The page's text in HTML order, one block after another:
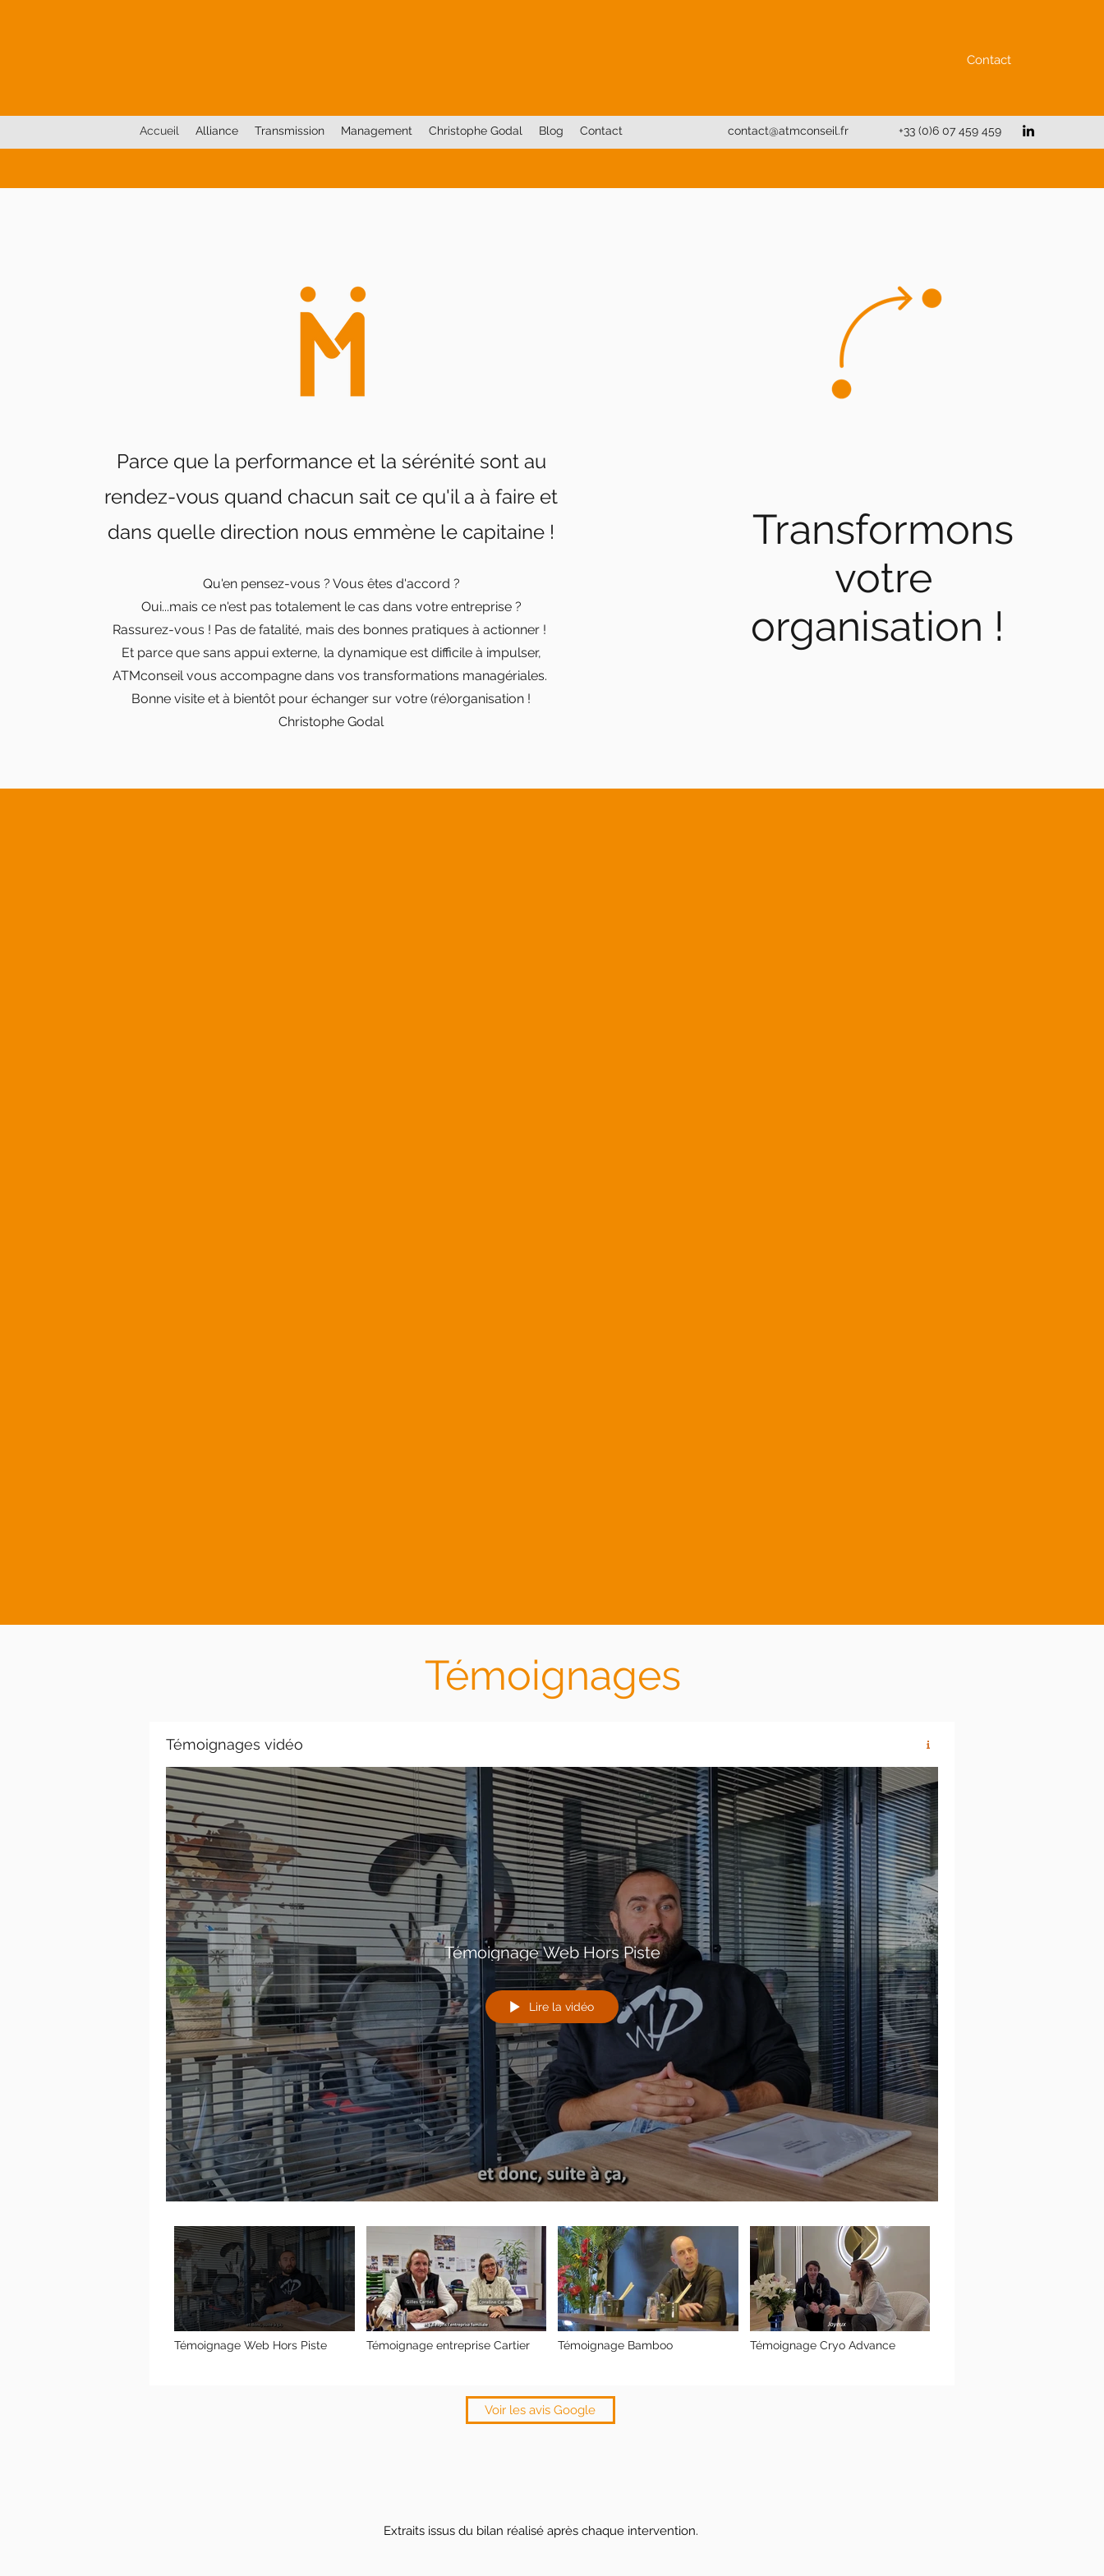
Contact
Accueil Alliance Transmission Management Christophe Godal Blog Contact contact@atmconseil.fr +33 (0)6 07 459 459
Parce que la performance et la sérénité sont au
rendez-vous quand chacun sait ce qu'il a à faire et
dans quelle direction nous emmène le capitaine !
Qu'en pensez-vous ? Vous êtes d'accord ?
Oui...mais ce n'est pas totalement le cas dans votre entreprise ?
Rassurez-vous ! Pas de fatalité, mais des bonnes pratiques à actionner !
Et parce que sans appui externe, la dynamique est difficile à impulser,
ATMconseil vous accompagne dans vos transformations managériales.
Bonne visite et à bientôt pour échanger sur votre(ré)organisation !
Christophe Godal
Transformons
votre
organisation !
Témoignages
Témoignages vidéo
Témoignage Web Hors Piste
Lire la vidéo
Témoignage Web Hors Piste Témoignage entreprise Cartier Témoignage Bamboo Témoignage Cryo Advance
Voir les avis Google
Extraits issus du bilan réalisé après chaque intervention.